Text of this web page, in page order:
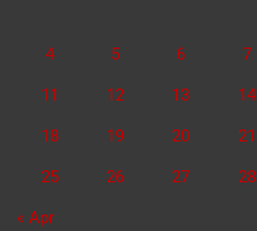
4 5 6 7
11 12 13 14
18 19 20 21
25 26 27 28
« Apr